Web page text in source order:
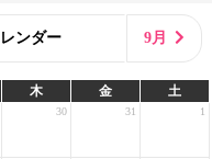
ンダー 9月
木 金 土
30 31 1